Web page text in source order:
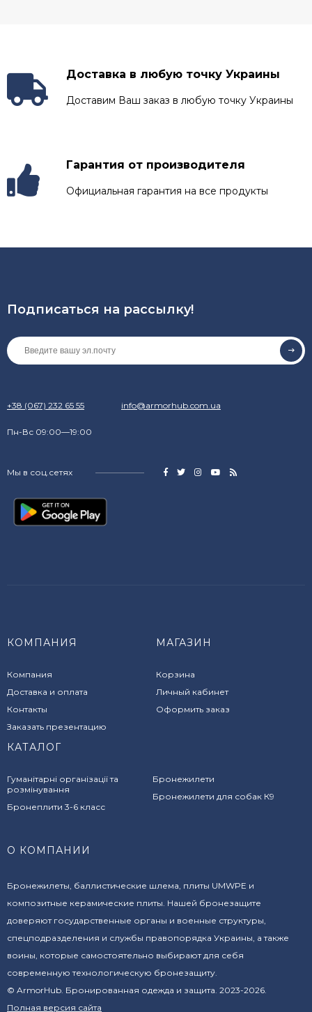
Доставка в любую точку Украины
Доставим Ваш заказ в любую точку Украины
Гарантия от производителя
Официальная гарантия на все продукты
Подписаться на рассылкy!
+38 (067) 232 65 55 info@armorhub.com.ua
Пн-Вс 09:00—19:00
Мы в соц.сетях
КОМПАНИЯ
Компания
Доставка и оплата
Контакты
Заказать презентацию
МАГАЗИН
Корзина
Личный кабинет
Оформить заказ
КАТАЛОГ
Гуманітарні організації та
розмінування
Бронеплити 3-6 класс
Бронежилети
Бронежилети для собак К9
О КОМПАНИИ
Бронежилеты, баллистические шлема, плиты UMWPE и
композитные керамические плиты. Нашей бронезащите
доверяют государственные органы и военные структуры,
спецподразделения и службы правопорядка Украины, а также
воины, которые самостоятельно выбирают для себя
современную технологическую бронезащиту.
© ArmorHub. Бронированная одежда и защита. 2023-2026.
Полная версия сайта